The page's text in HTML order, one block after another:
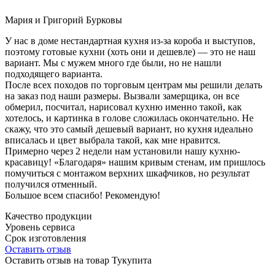
Мария и Григорий Бурковы
У нас в доме нестандартная кухня из-за короба и выступов,
поэтому готовые кухни (хоть они и дешевле) — это не наш
вариант. Мы с мужем много где были, но не нашли
подходящего варианта.
После всех походов по торговым центрам мы решили делать
на заказ под наши размеры. Вызвали замерщика, он все
обмерил, посчитал, нарисовал кухню именно такой, как
хотелось, и картинка в голове сложилась окончательно. Не
скажу, что это самый дешевый вариант, но кухня идеально
вписалась и цвет выбрала такой, как мне нравится.
Примерно через 2 недели нам установили нашу кухню-
красавицу! «Благодаря» нашим кривым стенам, им пришлось
помучиться с монтажом верхних шкафчиков, но результат
получился отменный.
Большое всем спасибо! Рекомендую!
Качество продукции
Уровень сервиса
Срок изготовления
Оставить отзыв
Оставить отзыв на товар Тукупита